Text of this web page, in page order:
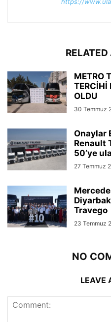
METRO
TERCİHİ
OLDU
30 Temmuz
Onaylar
Renault
50’ye
27 Temmuz
Travego
23 Temmuz
NO
LEAVE